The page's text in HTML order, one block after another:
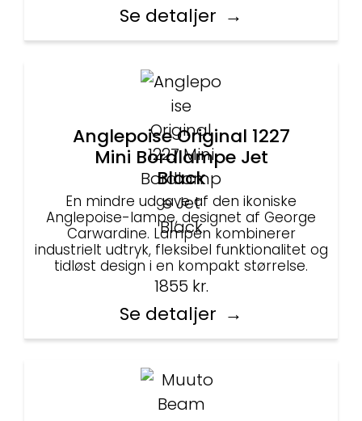
Se detaljer
Anglepoise Original 1227
Mini Bordlampe Jet
Black
En mindre udgave af den ikoniske
Anglepoise-lampe, designet af George
Carwardine. Lampen kombinerer
industrielt udtryk, fleksibel funktionalitet og
tidløst design i en kompakt størrelse.
1855 kr.
Se detaljer